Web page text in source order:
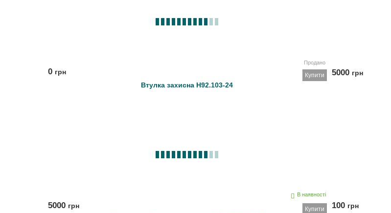
Продано
0 грн Купити
Втулка захисна Н92.103-24
5000 грн
В наявності
5000 грн Купити 100 грн